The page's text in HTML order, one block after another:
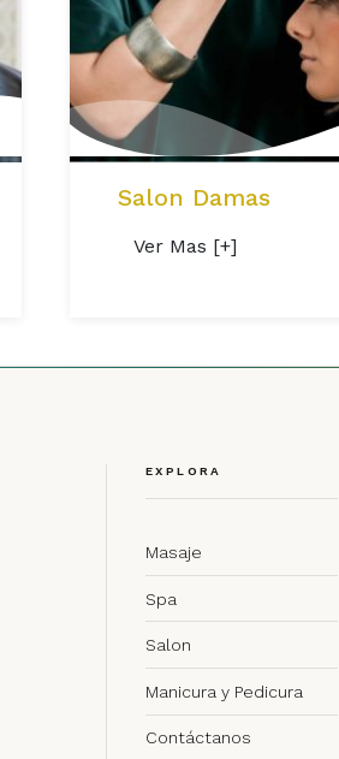
Salon Damas
Ver Mas [+]
EXPLORA
Masaje
Spa
Salon
Manicura y Pedicura
Contáctanos